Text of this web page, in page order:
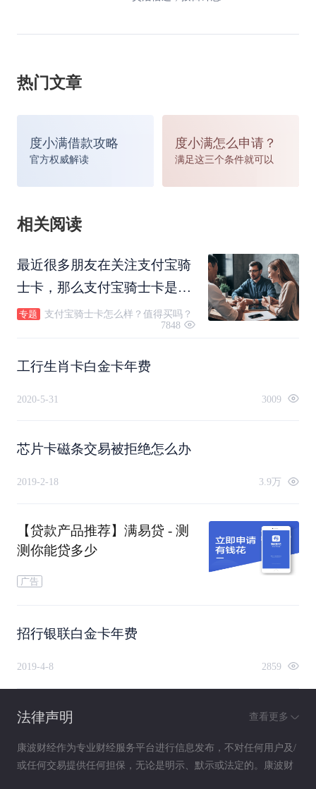
热门文章
度小满借款攻略
官方权威解读
度小满怎么申请？
满足这三个条件就可以
相关阅读
最近很多朋友在关注支付宝骑
士卡，那么支付宝骑士卡是什
么？有用吗？值得买吗？一起
跟随康波财经小编来看看吧～
专题
支付宝骑士卡怎么样？值得买吗？
7848
工行生肖卡白金卡年费
2020-5-31 3009
芯片卡磁条交易被拒绝怎么办
2019-2-18 3.9万
【贷款产品推荐】满易贷 - 测
测你能贷多少
广告
招行银联白金卡年费
2019-4-8 2859
法律声明 查看更多
康波财经作为专业财经服务平台进行信息发布，不对任何用户及/
或任何交易提供任何担保，无论是明示、默示或法定的。康波财